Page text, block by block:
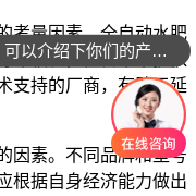
考量因素。全自动水肥
命较长，但日常维护依
支持的厂商，有助于延
因素。不同品牌和型号
根据自身经济能力做出
可以介绍下你们的产品么